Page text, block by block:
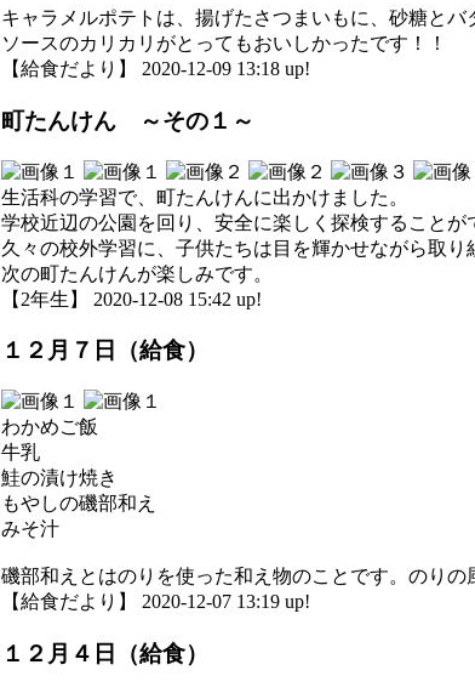
キャラメルポテトは、揚げたさつまいもに、砂糖と
ソースのカリカリがとってもおいしかったです！！
【給食だより】 2020-12-09 13:18 up!
町たんけん ～その１～
生活科の学習で、町たんけんに出かけました。
学校近辺の公園を回り、安全に楽しく探検することが
久々の校外学習に、子供たちは目を輝かせながら取り
次の町たんけんが楽しみです。
【2年生】 2020-12-08 15:42 up!
１２月７日（給食）
わかめご飯
牛乳
鮭の漬け焼き
もやしの磯部和え
みそ汁
磯部和えとはのりを使った和え物のことです。のりの
【給食だより】 2020-12-07 13:19 up!
１２月４日（給食）